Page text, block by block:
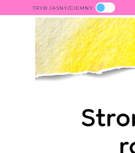
TRYB JASNY/CIEMNY